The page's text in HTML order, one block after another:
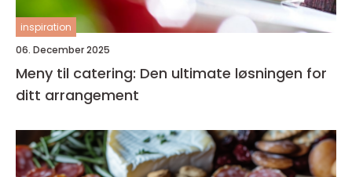
inspiration
06. December 2025
Meny til catering: Den ultimate løsningen for
ditt arrangement